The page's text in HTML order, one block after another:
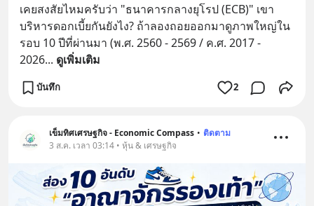
เคยสงสัยไหมครับว่า "ธนาคารกลางยุโรป (ECB)" เขา
บริหารดอกเบี้ยกันยังไง? ถ้าลองถอยออกมาดูภาพใหญ่ใน
รอบ 10 ปีที่ผ่านมา (พ.ศ. 2560 - 2569 / ค.ศ. 2017 -
2026... ดูเพิ่มเติม
บันทึก 2
เข็มทิศเศรษฐกิจ - Economic Compass • ติดตาม
3 ส.ค. เวลา 03:14 • หุ้น & เศรษฐกิจ